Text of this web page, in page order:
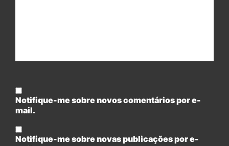
Notifique-me sobre novos comentários por e-
mail.
Notifique-me sobre novas publicações por e-